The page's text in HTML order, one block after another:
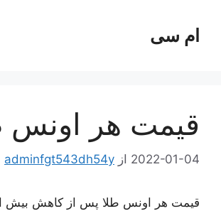
محتواام سی
قیمت هر اونس
2022-01-04 از adminfgt543dh54y